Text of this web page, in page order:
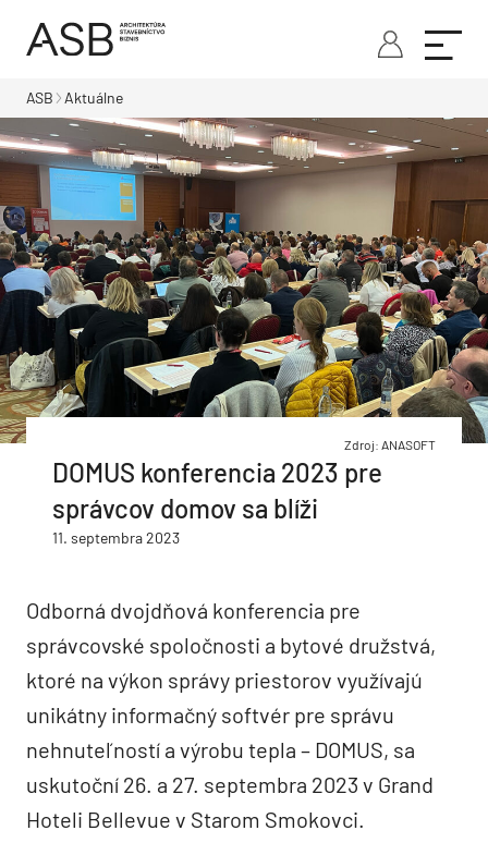
ASB Aktuálne
Zdroj: ANASOFT
DOMUS konferencia 2023 pre
správcov domov sa blíži
11. septembra 2023
Odborná dvojdňová konferencia pre
správcovské spoločnosti a bytové družstvá,
ktoré na výkon správy priestorov využívajú
unikátny informačný softvér pre správu
nehnuteľností a výrobu tepla – DOMUS, sa
uskutoční 26. a 27. septembra 2023 v Grand
Hoteli Bellevue v Starom Smokovci.